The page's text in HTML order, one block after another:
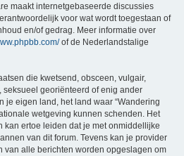
maakt internetgebaseerde discussies
voor wat wordt toegestaan of
en/of gedrag. Meer informatie over
of de Nederlandstalige
die kwetsend, obsceen, vulgair,
seksueel georiënteerd of enig ander
je eigen land, het land waar “Wandering
wetgeving kunnen schenden. Het
ertoe leiden dat je met onmiddellijke
van dit forum. Tevens kan je provider
van alle berichten worden opgeslagen om